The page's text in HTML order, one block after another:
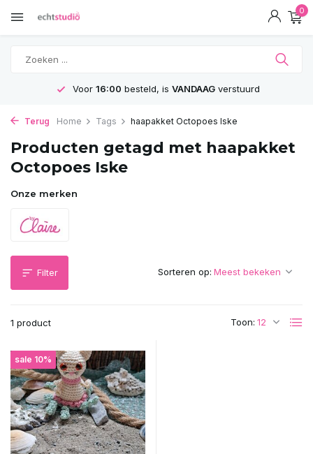
0
Voor 16:00 besteld, is VANDAAGverstuurd
Terug Home Tags haapakket Octopoes Iske
Producten getagd met haapakket
Octopoes Iske
Onze merken
Filter
1 product Toon:
Sorteren op:
sale 10%